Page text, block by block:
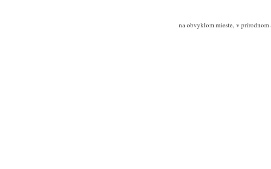
na obvyklom mieste, v prírodnom